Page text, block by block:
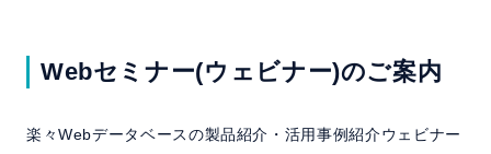
Webセミナー(ウェビナー)のご案内
楽々Webデータベースの製品紹介・活用事例紹介ウェビナー